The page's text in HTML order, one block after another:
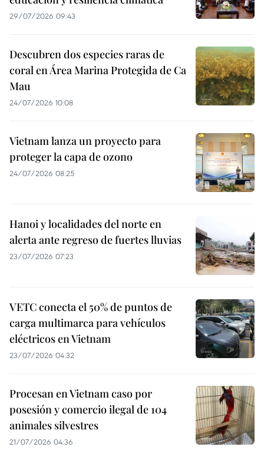
29/07/2026 09:43
Descubren dos especies raras de
coral en Área Marina Protegida de Ca
Mau
24/07/2026 10:08
Vietnam lanza un proyecto para
proteger la capa de ozono
24/07/2026 08:25
Hanoi y localidades del norte en
alerta ante regreso de fuertes lluvias
23/07/2026 07:23
VETC conecta el 50% de puntos de
carga multimarca para vehículos
eléctricos en Vietnam
23/07/2026 04:32
Procesan en Vietnam caso por
posesión y comercio ilegal de 104
animales silvestres
21/07/2026 04:36